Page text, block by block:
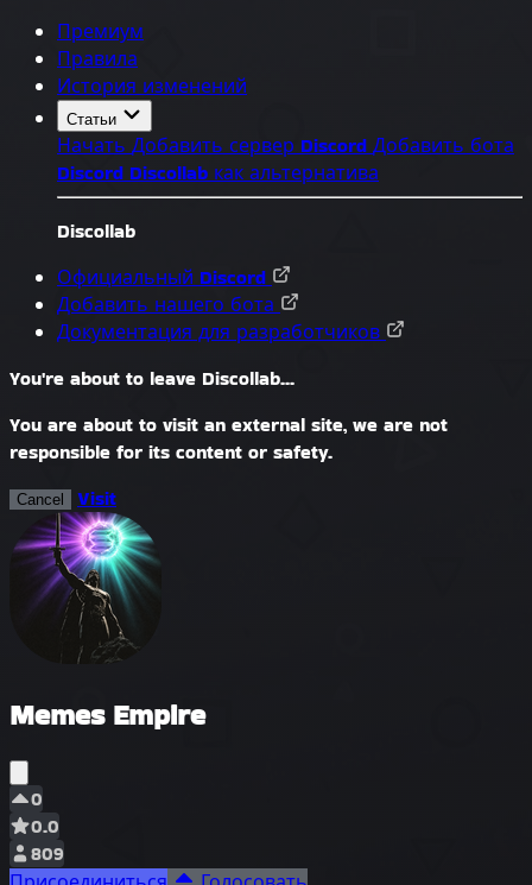
Премиум
Правила
История изменений
Статьи
Начать Добавить сервер Discord Добавить бота
Discord Discollab как альтернатива
Discollab
Официальный Discord
Добавить нашего бота
Документация для разработчиков
You're about to leave Discollab...
You are about to visit an external site, we are not
responsible for its content or safety.
Cancel Visit
Memes Empire
0
0.0
809